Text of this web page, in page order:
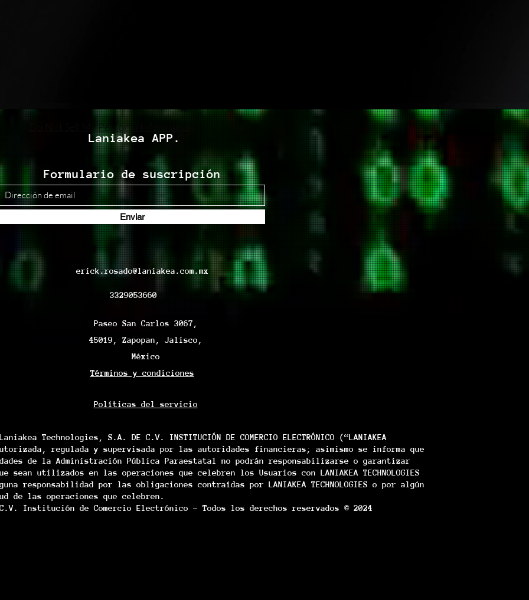
Laniakea APP.
Do Not Sell My Personal Information
Formulario de suscripción
Enviar
erick.rosado@laniakea.com.mx
3329053660
Paseo San Carlos 3067,
45019, Zapopan, Jalisco,
México
Términos y condiciones
Políticas del servicio
Technologies, S.A. DE C.V. INSTITUCIÓN DE COMERCIO ELECTRÓNICO (“LANIAKEA
autorizada, regulada y supervisada por las autoridades financieras; asimismo se informa que
de la Administración Pública Paraestatal no podrán responsabilizarse o garantizar
utilizados en las operaciones que celebren los Usuarios con LANIAKEA TECHNOLOGIES
responsabilidad por las obligaciones contraídas por LANIAKEA TECHNOLOGIES o por algún
de las operaciones que celebren.
de C.V. Institución de Comercio Electrónico - Todos los derechos reservados © 2024